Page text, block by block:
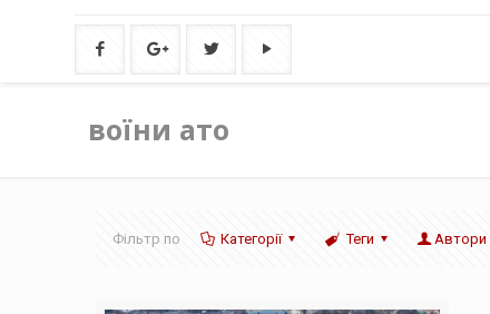
воїни ато
Фільтр по Категорії Теги Автори